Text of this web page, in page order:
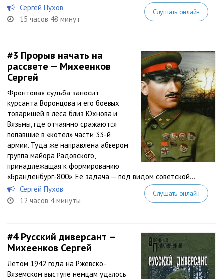
Сергей Пухов
15 часов 48 минут
Слушать онлайн
#3 Прорыв начать на
рассвете — Михеенков
Сергей
Фронтовая судьба заносит
курсанта Воронцова и его боевых
товарищей в леса близ Юхнова и
Вязьмы, где отчаянно сражаются
попавшие в «котёл» части 33-й
армии. Туда же направлена абвером
группа майора Радовского,
принадлежащая к формированию
«Бранденбург-800». Её задача — под видом советской...
Сергей Пухов
12 часов 4 минуты
Слушать онлайн
#4Русский диверсант —
Михеенков Сергей
Летом 1942 года на Ржевско-
Вяземском выступе немцам удалось